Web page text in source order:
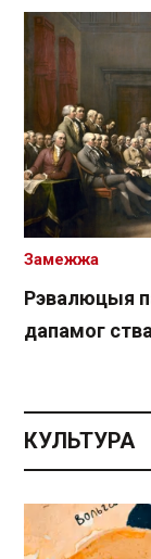
Рэвалюцыя
дапамог
Замежжа
КУЛЬТУРА